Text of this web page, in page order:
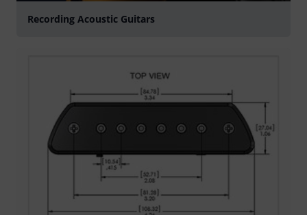
Recording Acoustic Guitars